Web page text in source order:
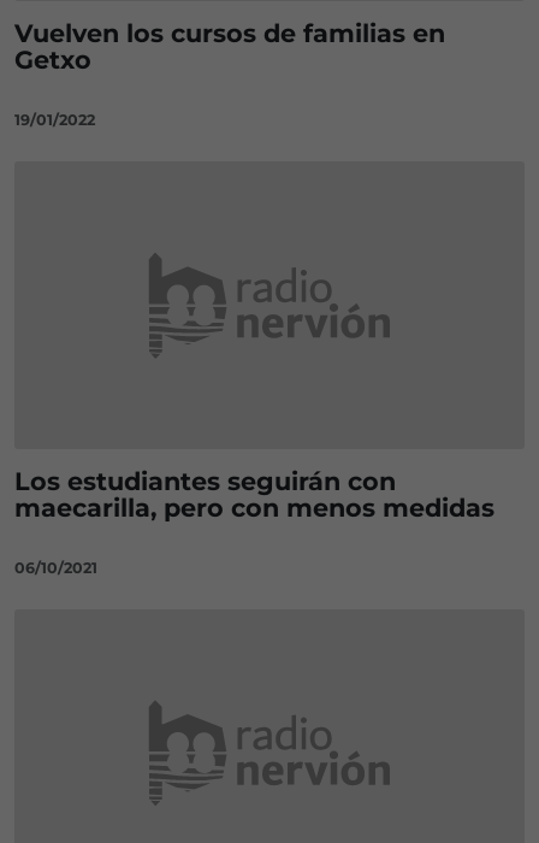
Vuelven los cursos de familias en
Getxo
19/01/2022
Los estudiantes seguirán con
maecarilla, pero con menos medidas
06/10/2021